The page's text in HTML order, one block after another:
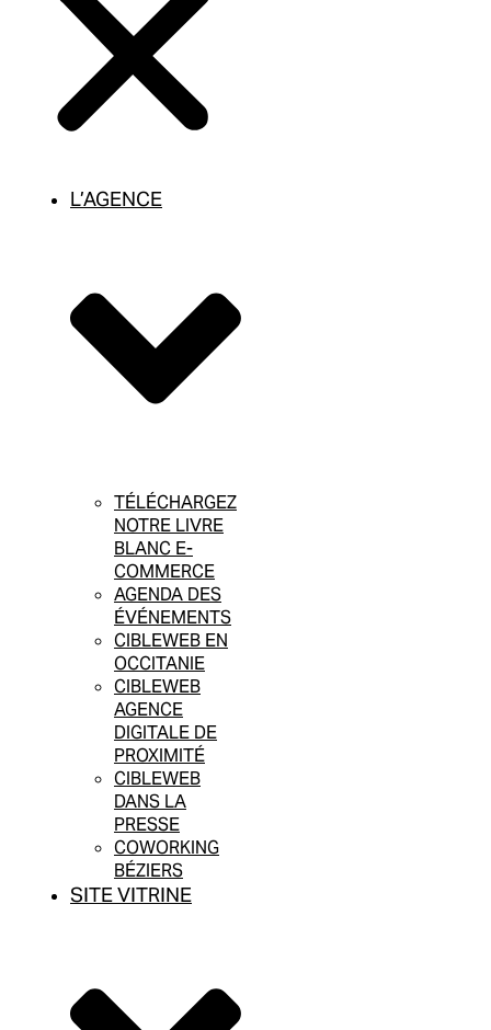
L’AGENCE
TÉLÉCHARGEZ
NOTRE LIVRE
BLANC E-
COMMERCE
AGENDA DES
ÉVÉNEMENTS
CIBLEWEB EN
OCCITANIE
CIBLEWEB
AGENCE
DIGITALE DE
PROXIMITÉ
CIBLEWEB
DANS LA
PRESSE
COWORKING
BÉZIERS
SITE VITRINE